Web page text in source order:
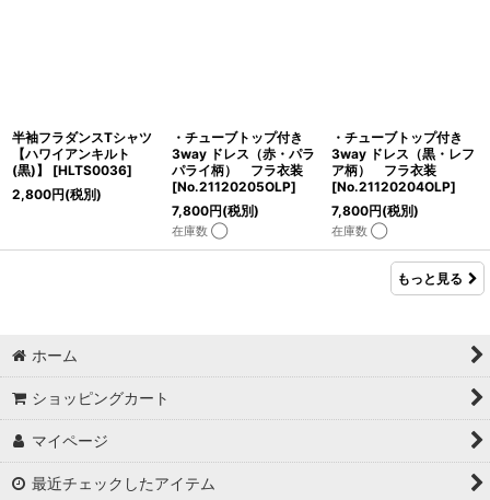
半袖フラダンスTシャツ
【ハワイアンキルト
(黒)】
[HLTS0036]
2,800円(税別)
・チューブトップ付き
3way ドレス（赤・パラ
パライ柄） フラ衣装
[No.21120205OLP]
7,800円(税別)
在庫数 ◯
・チューブトップ付き
3way ドレス（黒・レフ
ア柄） フラ衣装
[No.21120204OLP]
7,800円(税別)
在庫数 ◯
もっと見る
ホーム
ショッピングカート
マイページ
最近チェックしたアイテム